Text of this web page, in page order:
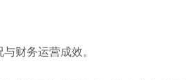
财务运营成效。